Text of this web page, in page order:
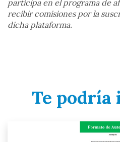
participa en el programa de
recibir comisiones por la
dicha plataforma.
Te podría